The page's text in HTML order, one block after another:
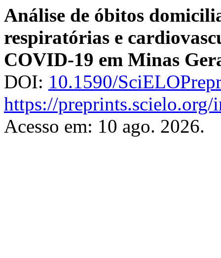
Análise de óbitos
respiratórias e
COVID-19 em Minas
DOI: 10.1590/
https://
Acesso em: 10 ago. 2026.